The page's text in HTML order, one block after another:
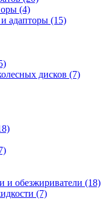
(4)
адапторы (15)
дисков (7)
и обезжириватели (18)
(7)